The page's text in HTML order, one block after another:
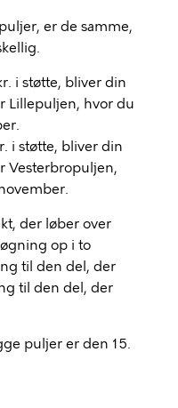
er de samme,
i støtte, bliver din
Lillepuljen, hvor du
i støtte, bliver din
Vesterbropuljen,
der løber over
op i to
til den del, der
til den del, der
puljer er den 15.